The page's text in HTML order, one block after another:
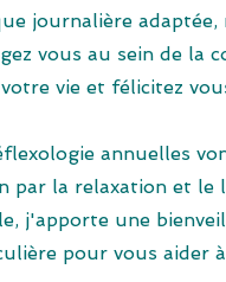
journalière
vous au sein de la
vie et félicitez
annuelles
par la relaxation et le
j'apporte une
pour vous aider